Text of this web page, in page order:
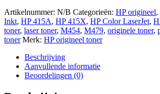
Artikelnummer: N/B Categorieën: HP origineel,
Inkt, HP 415A, HP 415X, HP Color LaserJet,
toner, laser toner, M454, M479, originele toner,
toner Merk: HP origineel toner
Beschrijving
Aanvullende informatie
Beoordelingen (0)